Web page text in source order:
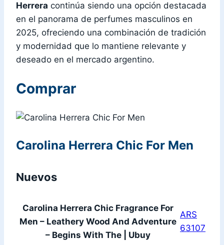
Herrera continúa siendo una opción destacada
en el panorama de perfumes masculinos en
2025, ofreciendo una combinación de tradición
y modernidad que lo mantiene relevante y
deseado en el mercado argentino.
Comprar
Carolina Herrera Chic For Men
Nuevos
Carolina Herrera Chic Fragrance For
Men – Leathery Wood And Adventure
– Begins With The | Ubuy
ARS
63107